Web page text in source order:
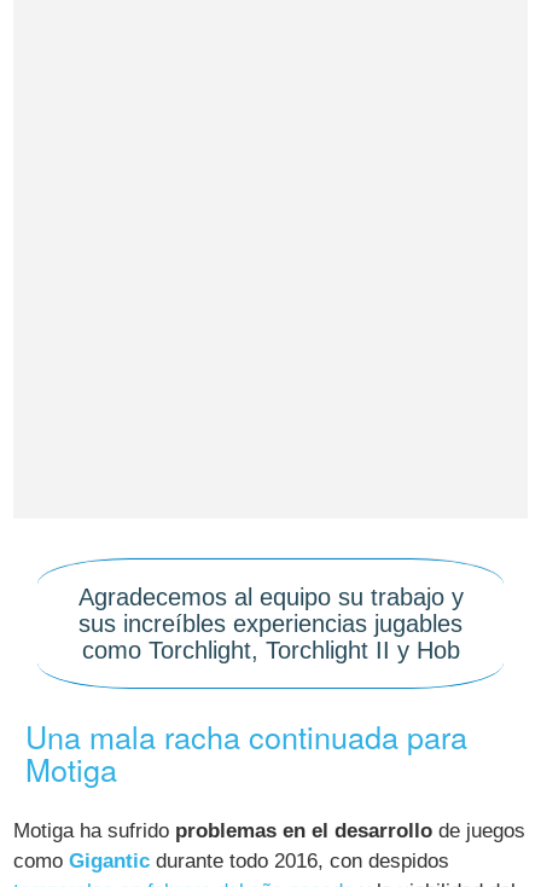
Agradecemos al equipo su trabajo y
sus increíbles experiencias jugables
como Torchlight, Torchlight II y Hob
Una mala racha continuada para
Motiga
Motiga ha sufrido problemas en el desarrollo de juegos
comoGigantic durante todo 2016, con despidos